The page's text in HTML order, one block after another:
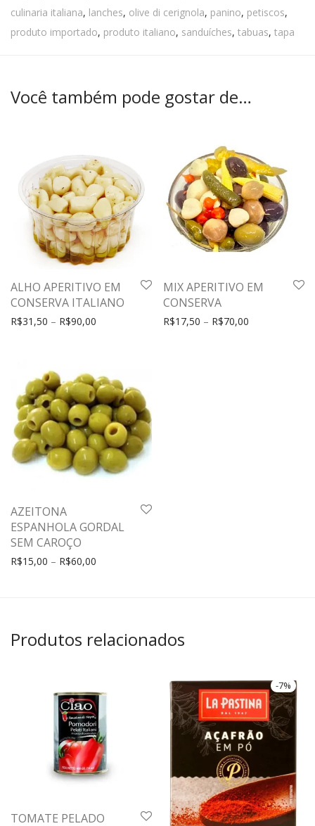
culinaria italiana, lanches, olive di cerignola, panino, petiscos,
produto importado, produto italiano, sanduíches, tabuas, tapa
Você também pode gostar de…
ALHO APERITIVO EM
CONSERVA ITALIANO
R$31,50 – R$90,00
MIX APERITIVO EM
CONSERVA
R$17,50 – R$70,00
AZEITONA
ESPANHOLA GORDAL
SEM CAROÇO
R$15,00 – R$60,00
Produtos relacionados
TOMATE PELADO
-7%